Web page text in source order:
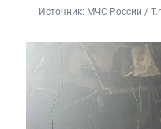
Источник: МЧС России /